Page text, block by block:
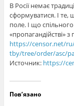
В Росії немає
сформуватися. І те,
поле. І що
«пропагандійстві»
https://censor.net/
tby/tree/order/asc/
Источник: https://
Пов’язано